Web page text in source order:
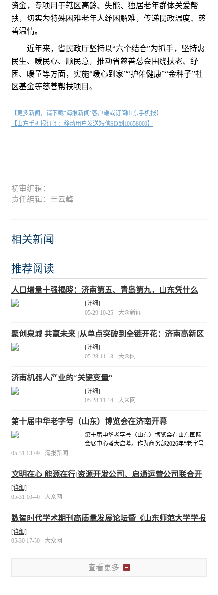
资金，专项用于辖区高龄、失能、独居老年群体关爱帮
扶，切实为特殊困难老年人纾困解难，传递民政温度、慈
善温情。
近年来，省民政厅坚持以“六个结合”为抓手，坚持惠
民生、暖民心、顺民意，推动省慈善总会围绕扶老、纾
困、暖童等方面，实施“暖心到家”“护佑健康”“金种子”社
区基金等慈善帮扶项目。
【更多新闻，请下载"海报新闻"客户端或订阅山东手机报】
【山东手机报订阅：移动用户发送短信SD到10658000】
初审编辑：
责任编辑：王云峰
相关新闻
推荐阅读
人口增量十强揭晓：济南第五、青岛第九，山东凭什么
“双城入围”？
[详细]
05-29 10-25
大众新闻
聚创泉城 共赢未来 |从单点突破到全链开花：济南高新区
打造机器人产业新高地[详细]
05-28 11-13
大众网
济南机器人产业的“关键变量”
[详细]
05-28 11-14
大众网
第十届中华老字号（山东）博览会在济南开幕
第十届中华老字号（山东）博览会在山东国际
会展中心盛大启幕。作为商务部2026年“老字号
品质好物，共同打造老字号领域的品牌盛宴。
[详细]
05-31 13-09 海报新闻
文明在心 能源在行|资源开发公司、启通运营公司联合开
展六一儿童节志愿服务活动
[详细]
05-31 10-46
大众网
数智时代学术期刊高质量发展论坛暨《山东师范大学学报
（社会科学版）》创刊70周年学术研讨会成功举办
[详细]
05-30 17-50
大众网
查看更多